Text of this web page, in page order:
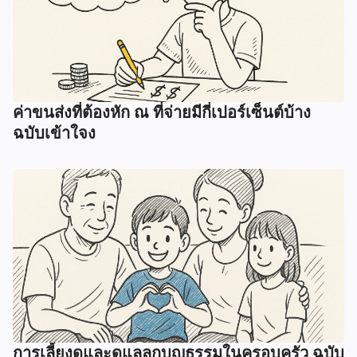
ค่าขนส่งที่ต้องหัก ณ ที่จ่ายมีกี่เปอร์เซ็นต์บ้าง
ฉบับเข้าใจง
การเลี้ยงดูและดูแลลูกบุญธรรมในครอบครัว ฉบับ